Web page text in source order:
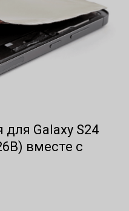
для Galaxy S24
вместе с